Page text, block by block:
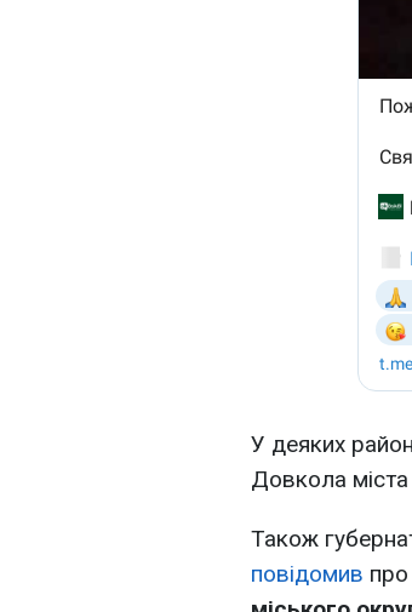
У деяких
Довкола міста
Також
повідомив про